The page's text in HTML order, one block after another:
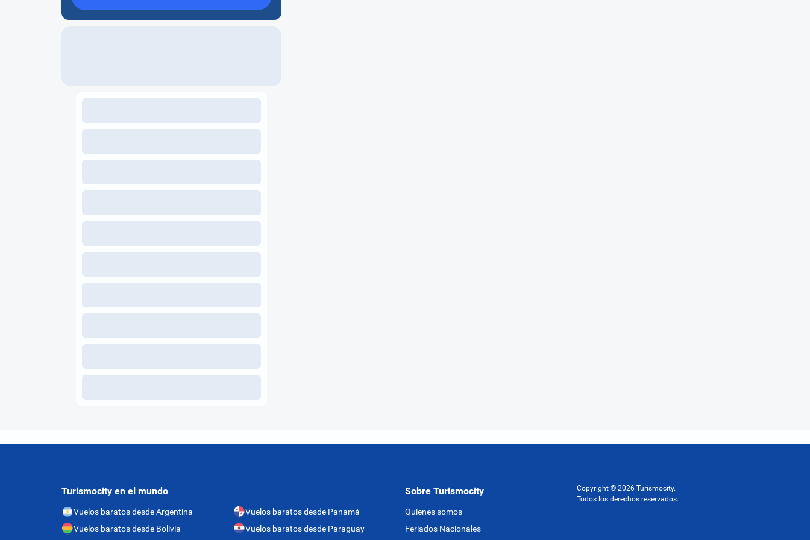
Turismocity en el mundo
Vuelos baratos desde Argentina
Vuelos baratos desde Bolivia
Vuelos baratos desde Panamá
Vuelos baratos desde Paraguay
Sobre Turismocity
Quienes somos
Feriados Nacionales
Copyright © 2026 Turismocity.
Todos los derechos reservados.